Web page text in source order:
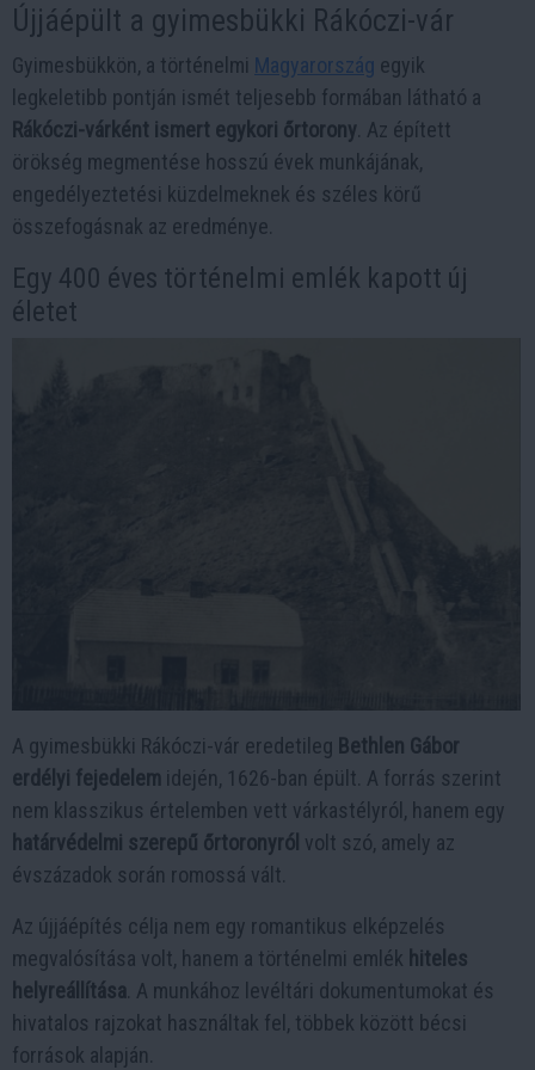
Újjáépült a gyimesbükki Rákóczi-vár
Gyimesbükkön, a történelmi Magyarország egyik
legkeletibb pontján ismét teljesebb formában látható a
Rákóczi-várként ismert egykori őrtorony . Az épített
örökség megmentése hosszú évek munkájának,
engedélyeztetési küzdelmeknek és széles körű
összefogásnak az eredménye.
Egy 400 éves történelmi emlék kapott új
életet
A gyimesbükki Rákóczi-vár eredetileg Bethlen Gábor
erdélyi fejedelem idején, 1626-ban épült. A forrás szerint
nem klasszikus értelemben vett várkastélyról, hanem egy
határvédelmi szerepű őrtoronyról volt szó, amely az
évszázadok során romossá vált.
Az újjáépítés célja nem egy romantikus elképzelés
megvalósítása volt, hanem a történelmi emlék hiteles
helyreállítása . A munkához levéltári dokumentumokat és
hivatalos rajzokat használtak fel, többek között bécsi
források alapján.